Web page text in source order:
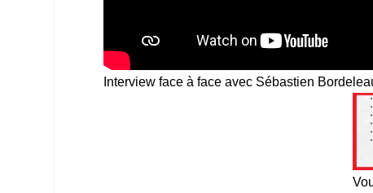
Interview face à face avec Sébastien